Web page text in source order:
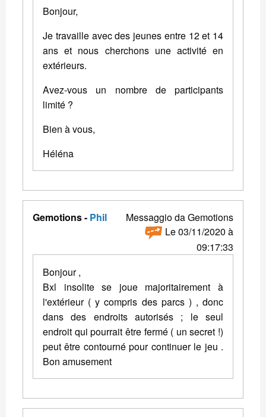
Bonjour,
Je travaille avec des jeunes entre 12 et 14
ans et nous cherchons une activité en
extérieurs.
Avez-vous un nombre de participants
limité ?
Bien à vous,
Héléna
Gemotions - Phil
Messaggio da Gemotions
Le 03/11/2020 à
09:17:33
Bonjour ,
Bxl insolite se joue majoritairement à
l'extérieur ( y compris des parcs ) , donc
dans des endroits autorisés ; le seul
endroit qui pourrait être fermé ( un secret !)
peut être contourné pour continuer le jeu .
Bon amusement